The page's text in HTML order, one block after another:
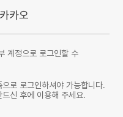
계정으로 로그인할 수
로 로그인하셔야 가능합니다.
신 후에 이용해 주세요.